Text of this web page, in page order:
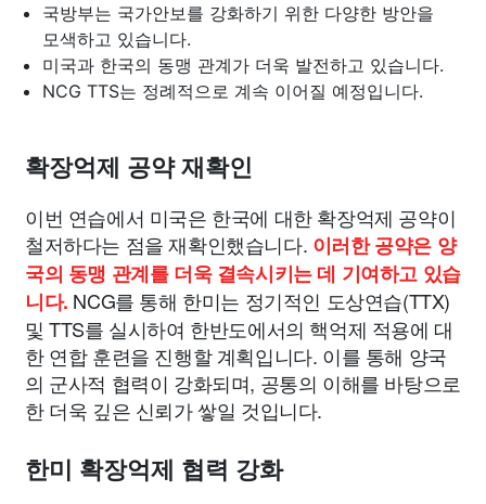
국방부는 국가안보를 강화하기 위한 다양한 방안을
모색하고 있습니다.
미국과 한국의 동맹 관계가 더욱 발전하고 있습니다.
NCG TTS는 정례적으로 계속 이어질 예정입니다.
확장억제 공약 재확인
이번 연습에서 미국은 한국에 대한 확장억제 공약이
철저하다는 점을 재확인했습니다. 이러한 공약은 양
국의 동맹 관계를 더욱 결속시키는 데 기여하고 있습
니다. NCG를 통해 한미는 정기적인 도상연습(TTX)
및 TTS를 실시하여 한반도에서의 핵억제 적용에 대
한 연합 훈련을 진행할 계획입니다. 이를 통해 양국
의 군사적 협력이 강화되며, 공통의 이해를 바탕으로
한 더욱 깊은 신뢰가 쌓일 것입니다.
한미 확장억제 협력 강화